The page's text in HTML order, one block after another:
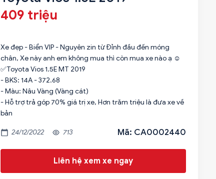
409 triệu
Xe đẹp - Biển VIP - Nguyên zin từ Đỉnh đầu đến móng
chân, Xe này anh em không mua thì còn mua xe nào ạ ☺️
✅Toyota Vios 1.5E MT 2019
- BKS: 14A - 372.68
- Màu: Nâu Vàng (Vàng cát)
- Hỗ trợ trả góp 70% giá trị xe, Hơn trăm triệu là đưa xe về
bản
24/12/2022 713 Mã: CA0002440
Liên hệ xem xe ngay